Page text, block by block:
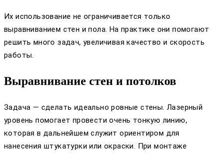
Их использование не ограничивается только
выравниванием стен и пола. На практике они помогают
решить много задач, увеличивая качество и скорость
работы.
Выравнивание стен и потолков
Задача — сделать идеально ровные стены. Лазерный
уровень помогает провести очень тонкую линию,
которая в дальнейшем служит ориентиром для
нанесения штукатурки или окраски. При монтаже